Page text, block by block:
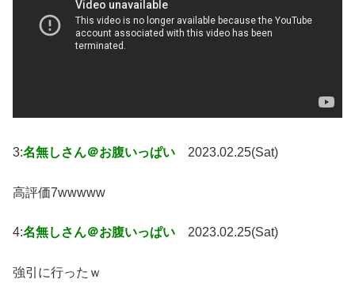
3:名無しさん＠お腹いっぱい 2023.02.25(Sat)
高評価7wwwww
4:名無しさん＠お腹いっぱい 2023.02.25(Sat)
強引に行ったｗ